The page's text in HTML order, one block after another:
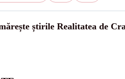
știrile Realitatea de